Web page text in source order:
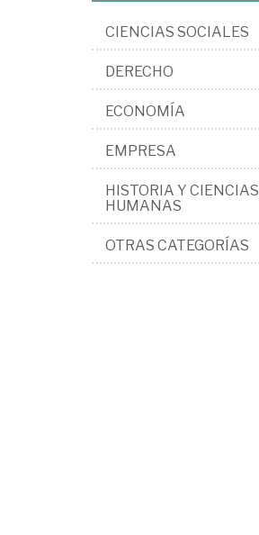
CIENCIAS SOCIALES
DERECHO
ECONOMÍA
EMPRESA
HISTORIA Y CIENCIAS
HUMANAS
OTRAS CATEGORÍAS